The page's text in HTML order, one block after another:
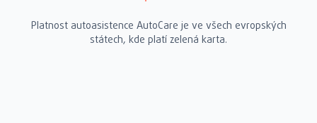
Platnost autoasistence AutoCare je ve všech evropských
státech, kde platí zelená karta.